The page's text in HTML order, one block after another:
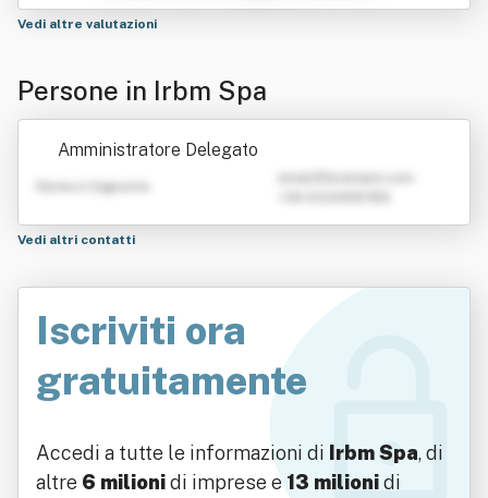
Vedi altre valutazioni
Persone in Irbm Spa
Amministratore Delegato
Nome e Cognome
Vedi altri contatti
Iscriviti ora
gratuitamente
Accedi a tutte le informazioni di Irbm Spa, di
altre 6 milionidi imprese e 13 milionidi